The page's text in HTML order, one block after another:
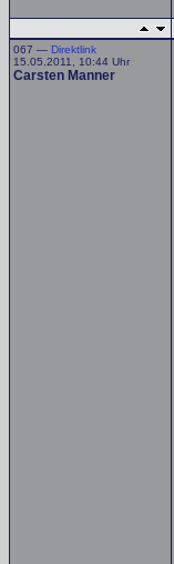
067 — Direktlink
15.05.2011, 10:44 Uhr
Carsten Manner